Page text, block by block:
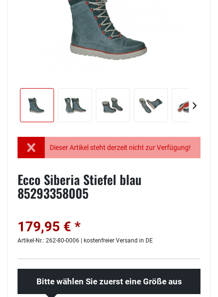
Dieser Artikel steht derzeit nicht zur Verfügung!
Ecco Siberia Stiefel blau
85293358005
179,95 € *
Artikel-Nr.: 262-80-0006 | kostenfreier Versand in DE
Bitte wählen Sie zuerst eine Größe aus